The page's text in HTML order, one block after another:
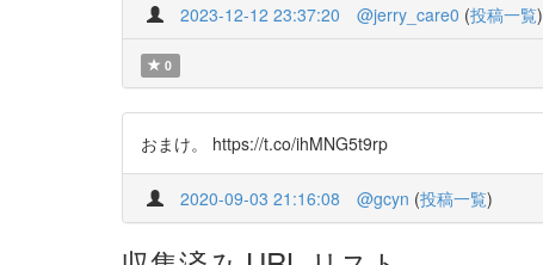
2023-12-12 23:37:20 @jerry_care0 (投稿一覧)
0
おまけ。 https://t.co/ihMNG5t9rp
2020-09-03 21:16:08 @gcyn (投稿一覧)